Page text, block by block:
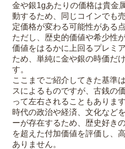
金や銀1gあたりの価格は貴金
動するため、同じコインでも
定価格が変わる可能性がある
ただし、歴史的価値や希少性
価値をはるかに上回るプレミ
ため、単純に金や銀の時価だ
す。
ここまでご紹介してきた基準
スによるものですが、古銭の
って左右されることもありま
時代の政治や経済、文化など
ーが存在するため、歴史好き
を超えた付加価値を評価し、
ありません。